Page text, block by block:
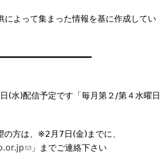
-
i
によって集まった情報を基に作成してい
水)配信予定です「毎月第２/第４水曜日
方は、※2月7日(金)までに、
(
」までご連絡下さい